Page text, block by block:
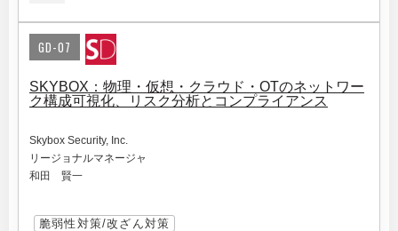
GD-07
SKYBOX：物理・仮想・クラウド・OTのネットワー
ク構成可視化、リスク分析とコンプライアンス
Skybox Security, Inc.
リージョナルマネージャ
和田 賢一
脆弱性対策/改ざん対策